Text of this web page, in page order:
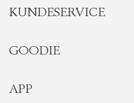
KUNDESERVICE
Gå til kundeservice
Ordrestatus
GOODIE
Goodie fordelsunivers
APP